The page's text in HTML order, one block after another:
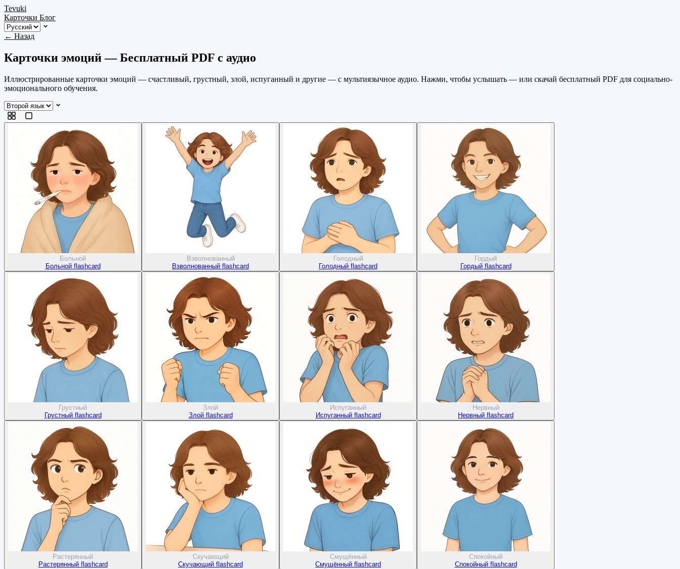
Tevuki
Карточки Блог
← Назад
Карточки эмоций — Бесплатный PDF с аудио
Иллюстрированные карточки эмоций — счастливый, грустный, злой, испуганный и другие — с мультиязычное аудио. Нажми, чтобы услышать — или скачай бесплатный PDF для социально-
эмоционального обучения.
Больной
Больной flashcard
Взволнованный
Взволнованный flashcard
Голодный
Голодный flashcard
Гордый
Гордый flashcard
Грустный
Грустный flashcard
Злой
Злой flashcard
Испуганный
Испуганный flashcard
Нервный
Нервный flashcard
Растерянный
Растерянный flashcard
Скучающий
Скучающий flashcard
Смущённый
Смущённый flashcard
Спокойный
Спокойный flashcard